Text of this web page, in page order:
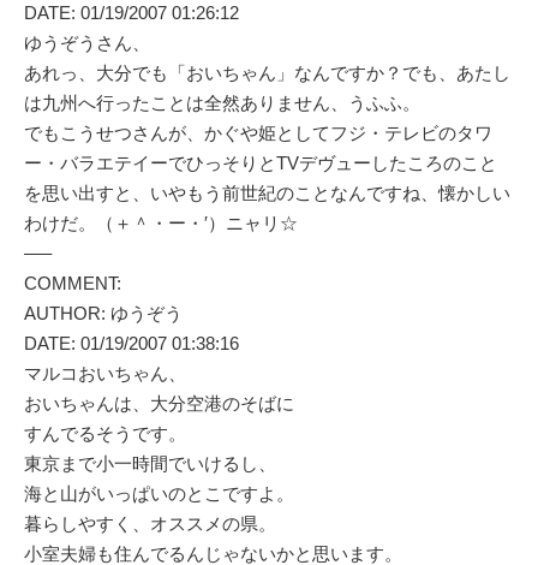
DATE: 01/19/2007 01:26:12
ゆうぞうさん、
あれっ、大分でも「おいちゃん」なんですか？でも、あたし
は九州へ行ったことは全然ありません、うふふ。
でもこうせつさんが、かぐや姫としてフジ・テレビのタワ
ー・バラエテイーでひっそりとTVデヴューしたころのこと
を思い出すと、いやもう前世紀のことなんですね、懐かしい
わけだ。（＋＾・ー・′）ニャリ☆
—–
COMMENT:
AUTHOR: ゆうぞう
DATE: 01/19/2007 01:38:16
マルコおいちゃん、
おいちゃんは、大分空港のそばに
すんでるそうです。
東京まで小一時間でいけるし、
海と山がいっぱいのとこですよ。
暮らしやすく、オススメの県。
小室夫婦も住んでるんじゃないかと思います。